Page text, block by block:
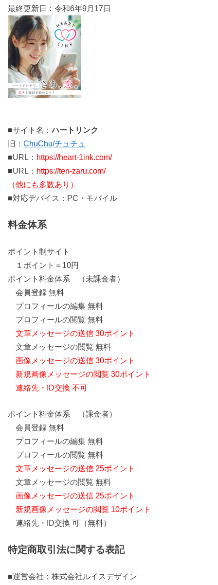
最終更新日：令和6年9月17日
■サイト名：ハートリンク
旧：ChuChu/チュチュ
■URL： https://heart-1ink.com/
■URL： https://ten-zaru.com/
（他にも多数あり）
■対応デバイス：PC・モバイル
料金体系
ポイント制サイト
１ポイント＝10円
ポイント料金体系 （未課金者）
会員登録 無料
プロフィールの編集 無料
プロフィールの閲覧 無料
文章メッセージの送信 30ポイント
文章メッセージの閲覧 無料
画像メッセージの送信 30ポイント
新規画像メッセージの閲覧 30ポイント
連絡先・ID交換 不可
ポイント料金体系 （課金者）
会員登録 無料
プロフィールの編集 無料
プロフィールの閲覧 無料
文章メッセージの送信 25ポイント
文章メッセージの閲覧 無料
画像メッセージの送信 25ポイント
新規画像メッセージの閲覧 10ポイント
連絡先・ID交換 可（無料）
特定商取引法に関する表記
■運営会社：株式会社ルイスデザイン